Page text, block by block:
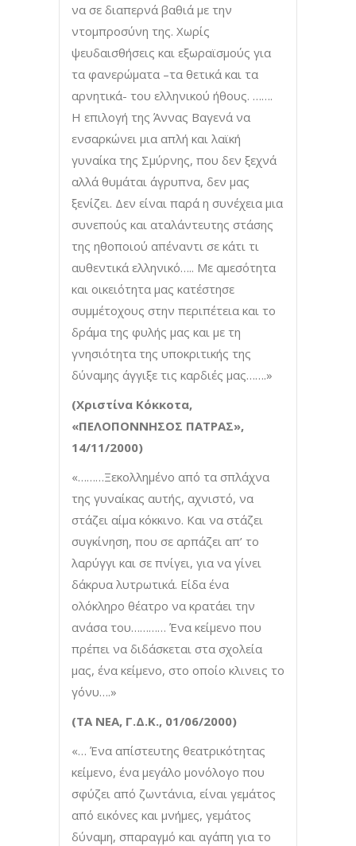
να σε διαπερνά βαθιά με την
ντομπροσύνη της. Χωρίς
ψευδαισθήσεις και εξωραϊσμούς για
τα φανερώματα –τα θετικά και τα
αρνητικά- του ελληνικού ήθους. …….
Η επιλογή της Άννας Βαγενά να
ενσαρκώνει μια απλή και λαϊκή
γυναίκα της Σμύρνης, που δεν ξεχνά
αλλά θυμάται άγρυπνα, δεν μας
ξενίζει. Δεν είναι παρά η συνέχεια μια
συνεπούς και αταλάντευτης στάσης
της ηθοποιού απέναντι σε κάτι τι
αυθεντικά ελληνικό….. Με αμεσότητα
και οικειότητα μας κατέστησε
συμμέτοχους στην περιπέτεια και το
δράμα της φυλής μας και με τη
γνησιότητα της υποκριτικής της
δύναμης άγγιξε τις καρδιές μας…….»
(Χριστίνα Κόκκοτα,
«ΠΕΛΟΠΟΝΝΗΣΟΣ ΠΑΤΡΑΣ»,
14/11/2000)
«………Ξεκολλημένο από τα σπλάχνα
της γυναίκας αυτής, αχνιστό, να
στάζει αίμα κόκκινο. Και να στάζει
συγκίνηση, που σε αρπάζει απ’ το
λαρύγγι και σε πνίγει, για να γίνει
δάκρυα λυτρωτικά. Είδα ένα
ολόκληρο θέατρο να κρατάει την
ανάσα του………… Ένα κείμενο που
πρέπει να διδάσκεται στα σχολεία
μας, ένα κείμενο, στο οποίο κλινεις το
γόνυ….»
(ΤΑ ΝΕΑ, Γ.Δ.Κ., 01/06/2000)
«… Ένα απίστευτης θεατρικότητας
κείμενο, ένα μεγάλο μονόλογο που
σφύζει από ζωντάνια, είναι γεμάτος
από εικόνες και μνήμες, γεμάτος
δύναμη, σπαραγμό και αγάπη για το